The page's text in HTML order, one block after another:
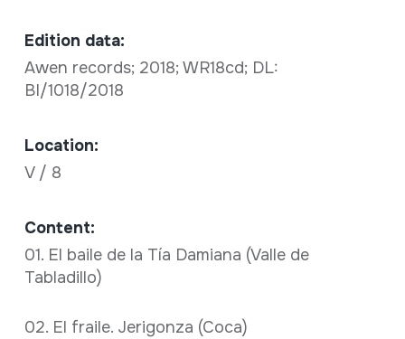
Edition data:
Awen records; 2018; WR18cd; DL:
BI/1018/2018
Location:
V / 8
Content:
01. El baile de la Tía Damiana (Valle de
Tabladillo)
02. El fraile. Jerigonza (Coca)